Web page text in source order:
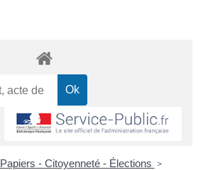
Papiers - Citoyenneté - Élections >